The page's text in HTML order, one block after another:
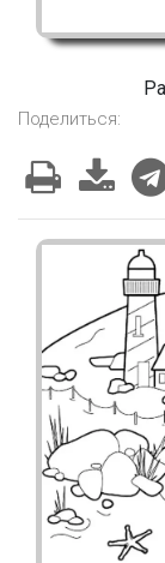
Поделиться: